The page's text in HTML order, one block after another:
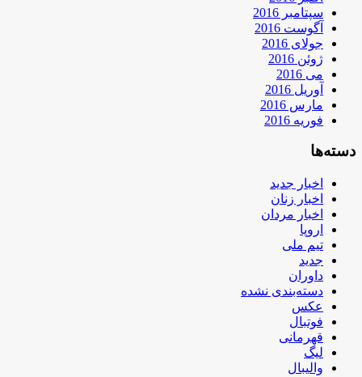
سپتامبر 2016
آگوست 2016
جولای 2016
ژوئن 2016
می 2016
آوریل 2016
مارس 2016
فوریه 2016
دسته‌ها
اخبار جدید
اخبار زنان
اخبار مردان
اروپا
تیم ملی
جدید
داوران
دسته‌بندی نشده
عکس
فوتبال
قهرمانی
لیگ
والیبال